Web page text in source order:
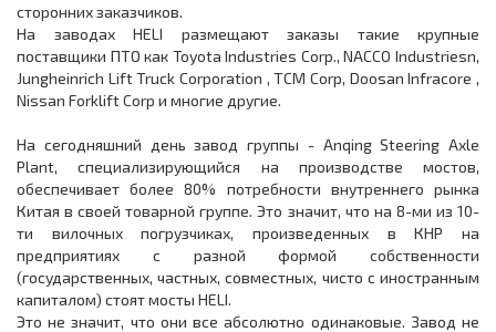
сторонних заказчиков.
На заводах HELI размещают заказы такие крупные
поставщики ПТО как Toyota Industries Corp., NACCO Industriesn,
Jungheinrich Lift Truck Corporation , TCM Corp, Doosan Infracore ,
Nissan Forklift Corp и многие другие.
На сегодняшний день завод группы - Anqing Steering Axle
Plant, специализирующийся на производстве мостов,
обеспечивает более 80% потребности внутреннего рынка
Китая в своей товарной группе. Это значит, что на 8-ми из 10-
ти вилочных погрузчиках, произведенных в КНР на
предприятиях с разной формой собственности
(государственных, частных, совместных, чисто с иностранным
капиталом) стоят мосты HELI.
Это не значит, что они все абсолютно одинаковые. Завод не